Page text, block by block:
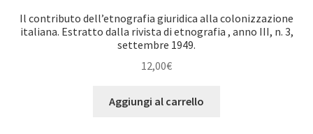
Il contributo dell’etnografia giuridica alla colonizzazione
italiana. Estratto dalla rivista di etnografia , anno III, n. 3,
settembre 1949.
12,00€
Aggiungi al carrello